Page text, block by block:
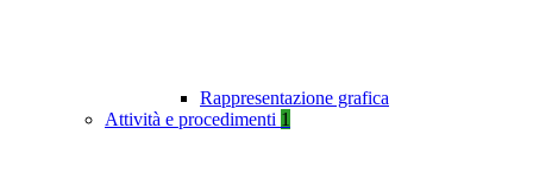
Rappresentazione grafica
Attività e procedimenti 1